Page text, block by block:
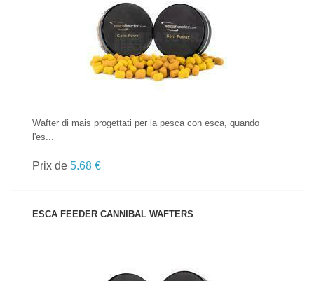
VOIR LE PRODUIT
Wafter di mais progettati per la pesca con esca, quando
l'es...
Prix de 5.68 €
ESCA FEEDER CANNIBAL WAFTERS